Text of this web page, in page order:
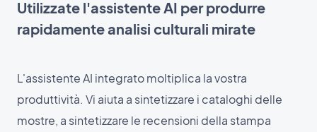
Utilizzate l'assistente AI per produrre
rapidamente analisi culturali mirate
L'assistente AI integrato moltiplica la vostra
produttività. Vi aiuta a sintetizzare i cataloghi delle
mostre, a sintetizzare le recensioni della stampa